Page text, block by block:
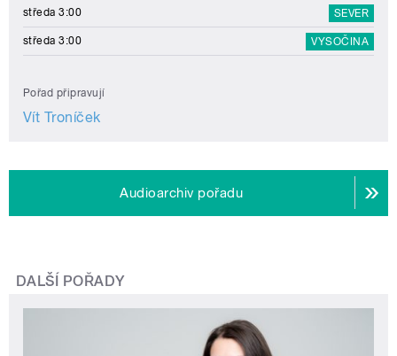
středa 3:00 SEVER
středa 3:00 VYSOČINA
Pořad připravují
Vít Troníček
Audioarchiv pořadu
DALŠÍ POŘADY